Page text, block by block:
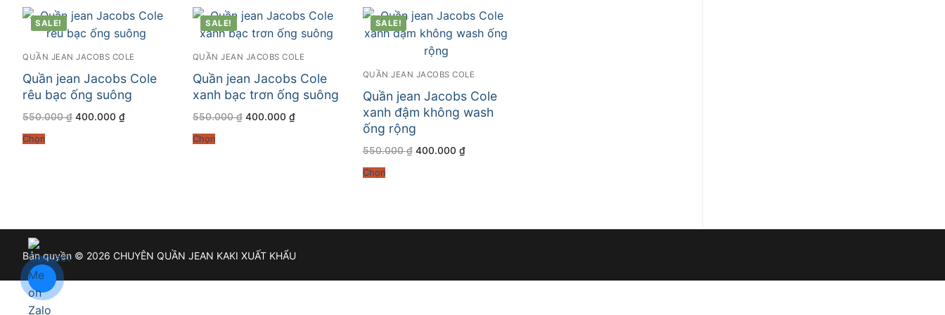
SALE!
QUẦN JEAN JACOBS COLE
Quần jean Jacobs Cole
rêu bạc ống suông
550.000₫ Giá
400.000 ₫Giá
Chọn
SALE!
QUẦN JEAN JACOBS COLE
Quần jean Jacobs Cole
xanh bạc trơn ống suông
550.000₫ Giá
400.000 ₫Giá
hiện
Chọn
SALE!
QUẦN JEAN JACOBS COLE
Quần jean Jacobs Cole
xanh đậm không wash
ống rộng
550.000₫ Giá
400.000 ₫Giá
hiện
Chọn
Bản quyền © 2026 CHUYÊN QUẦN JEAN KAKI XUẤT KHẨU